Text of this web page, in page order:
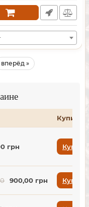
вперёд »
Купить
грн Купить
900,00 грн Купить